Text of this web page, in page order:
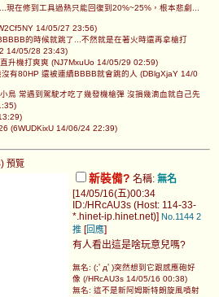
現在修到工具過熱只能回復到20%~25%，根本悲劇...
14/05/27 23:56)
的時候就跳了...不然就是在著火時還再拿槍打
14/05/28 23:43)
升機打爽爽 (NJ7MxuUo 14/05/29 02:59)
有80HP 還被連續BBBB就會跳的人 (DBlgXjaY 14/0
鳥 常遇到駕駛才吃了幾發機槍彈 沒損幾滴血就自己先
(6WUDKixU 14/06/24 22:39)
預覽
新裝備? 名稱: 無名
[14/05/16(五)00:34
ID:/HRcAU3s (Host: 114-33-
*.hinet-ip.hinet.net)] No.1144 2
推 [回應]
有人看出這是啥玩意兒嗎?
無名: (;ﾟдﾟ)突然想到它跟感應砲好
像 (/HRcAU3s 14/05/16 00:38)
無名: 這不是新阿姆斯特朗旋風噴射